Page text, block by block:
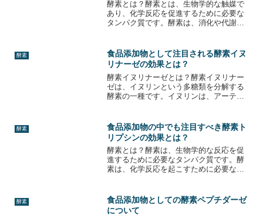
酵素とは？酵素とは、生物学的な触媒で
あり、化学反応を促進するために必要な
タンパク質です。酵素は、消化や代謝、
食品加工や医薬品製造などの産業にも広
く利用されています。酵素...
酵素
食品添加物として注目される酵素イヌ
リナーゼの効果とは？
酵素イヌリナーゼとは？酵素イヌリナー
ゼは、イヌリンという多糖類を分解する
酵素の一種です。イヌリンは、アーティ
消化されずに大腸で発酵されることで、
腸内環境を整える効果があ...
酵素
食品添加物の中でも注目すべき酵素ト
リプシンの効果とは？
酵素とは？酵素は、生物学的な反応を促
進するために必要なタンパク質です。酵
素は、化学反応を起こすために必要なエ
は、消化、代謝、免疫など、多くの生物
学的プロセスに関与してい...
酵素
食品添加物としての酵素ペプチダーゼ
について